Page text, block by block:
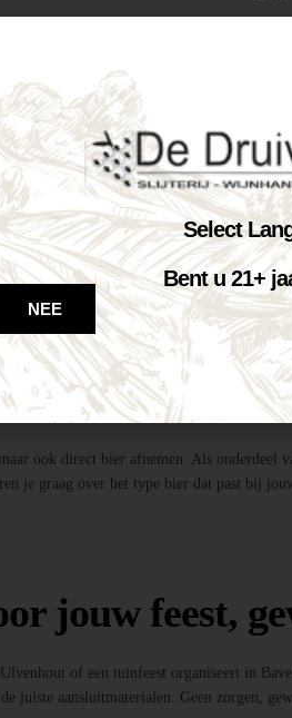
om jouw feest of
als intieme
altijd een perfect koud biertje binnen
tapinstallaties inclusief fusten,
profiteer je van de beste deal
feestverlichting, photobooths en meer!
ook direct bier afnemen. Als onderdeel
je graag over het type bier dat past bij
jouw feest,
of een tuinfeest organiseert in
juiste aansluitmaterialen. Geen zorgen,
Select
Bent u 21+
NEE